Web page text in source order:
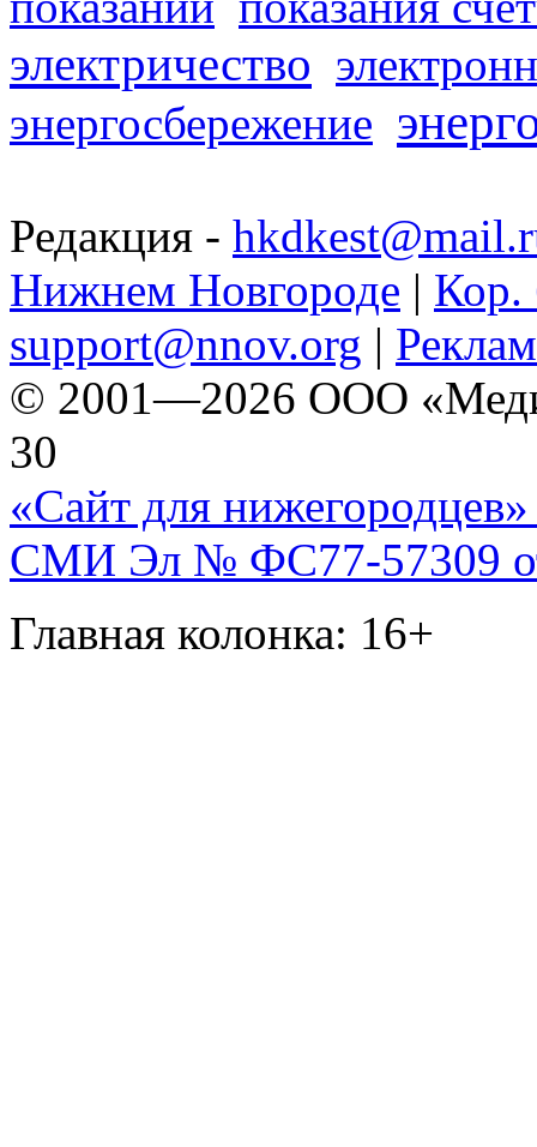
электричество
энергосбережение
Редакция -
Нижнем Новгороде | Кор.
support@nnov.org |
© 2001—2026 ООО
30
«Сайт для нижегородцев»
СМИ Эл № ФС77-57309
Главная колонка: 16+